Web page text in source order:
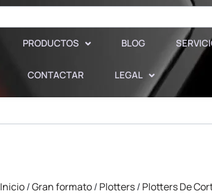
PRODUCTOS BLOG
CONTACTAR LEGAL
Inicio/Gran formato/ Plotters/ Plotters De